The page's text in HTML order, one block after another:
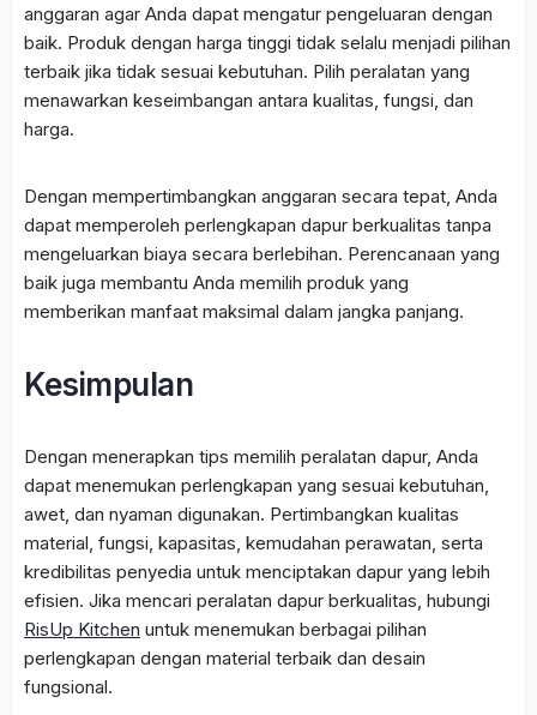
anggaran agar Anda dapat mengatur pengeluaran dengan
baik. Produk dengan harga tinggi tidak selalu menjadi pilihan
terbaik jika tidak sesuai kebutuhan. Pilih peralatan yang
menawarkan keseimbangan antara kualitas, fungsi, dan
harga.
Dengan mempertimbangkan anggaran secara tepat, Anda
dapat memperoleh perlengkapan dapur berkualitas tanpa
mengeluarkan biaya secara berlebihan. Perencanaan yang
baik juga membantu Anda memilih produk yang
memberikan manfaat maksimal dalam jangka panjang.
Kesimpulan
Dengan menerapkan tips memilih peralatan dapur, Anda
dapat menemukan perlengkapan yang sesuai kebutuhan,
awet, dan nyaman digunakan. Pertimbangkan kualitas
material, fungsi, kapasitas, kemudahan perawatan, serta
kredibilitas penyedia untuk menciptakan dapur yang lebih
efisien. Jika mencari peralatan dapur berkualitas, hubungi
RisUp Kitchen untuk menemukan berbagai pilihan
perlengkapan dengan material terbaik dan desain
fungsional.